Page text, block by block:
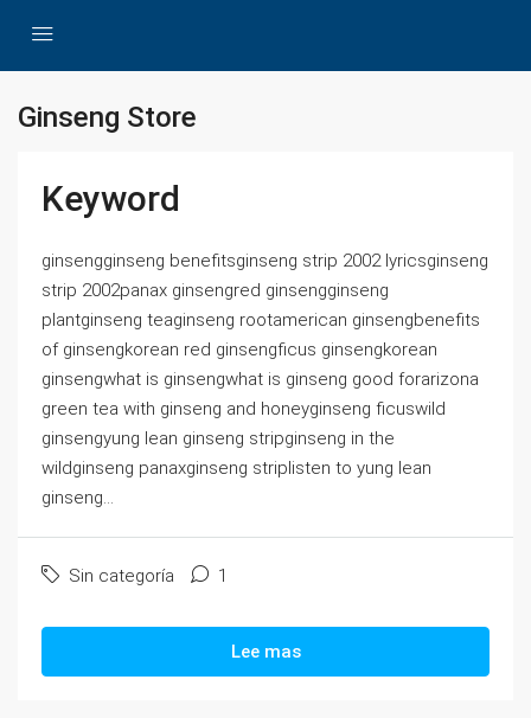
Ginseng Store
Keyword
ginsengginseng benefitsginseng strip 2002 lyricsginseng
strip 2002panax ginsengred ginsengginseng
plantginseng teaginseng rootamerican ginsengbenefits
of ginsengkorean red ginsengficus ginsengkorean
ginsengwhat is ginsengwhat is ginseng good forarizona
green tea with ginseng and honeyginseng ficuswild
ginsengyung lean ginseng stripginseng in the
wildginseng panaxginseng striplisten to yung lean
ginseng...
Sin categoría 1
Lee mas